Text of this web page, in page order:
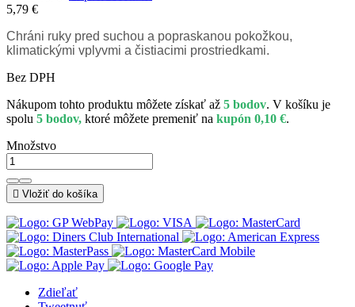
5,79 €
Chráni ruky pred suchou a popraskanou pokožkou,
klimatickými vplyvmi a čistiacimi prostriedkami.
Bez DPH
Nákupom tohto produktu môžete získať až 5 bodov. V košíku je
spolu 5 bodov, ktoré môžete premeniť na kupón 0,10 €.
Množstvo
 Vložiť do košíka
Zdieľať